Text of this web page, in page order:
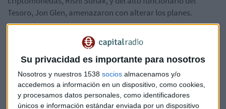
Su privacidad es importante para nosotros
Nosotros y nuestros 1538 socios almacenamos y/o
accedemos a información en un dispositivo, como cookies,
y procesamos datos personales, como identificadores
únicos e información estándar enviada por un dispositivo
Tesoro, Jon Glen, amenazaron con alterar los planes.
En mayo, el colapso de la moneda estable terraUSD llevó al
Banco de Inglaterra, el banco central del Reino Unido, a
publicar una consulta sobre sus planes para regular
criptoactivos similares, y propuso que se otorgara al banco
el poder de nombrar administradores para supervisar los
procedimientos de insolvencia. para emisores fallidos de
monedas estables. Asimismo, la Autoridad de Conducta